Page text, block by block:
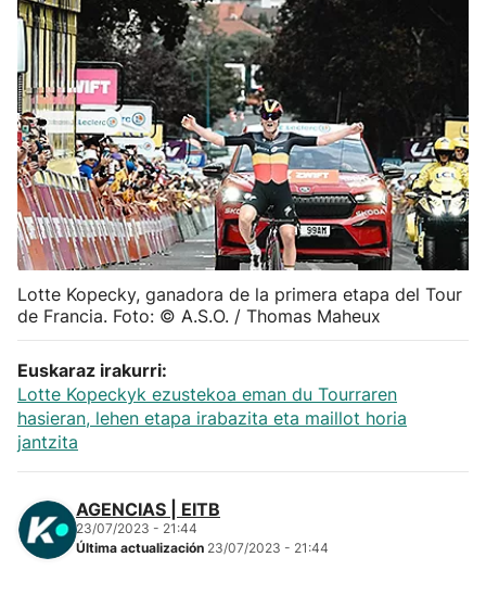
Balonmano
Kirolak 360
Atletismo
Carreras de montaña
Más deportes
"Helmuga"
Lotte Kopecky, ganadora de la primera etapa del Tour
de Francia. Foto: © A.S.O. / Thomas Maheux
Euskaraz irakurri:
Lotte Kopeckyk ezustekoa eman du Tourraren
hasieran, lehen etapa irabazita eta maillot horia
jantzita
AGENCIAS | EITB
23/07/2023 - 21:44
Última actualización 23/07/2023 - 21:44